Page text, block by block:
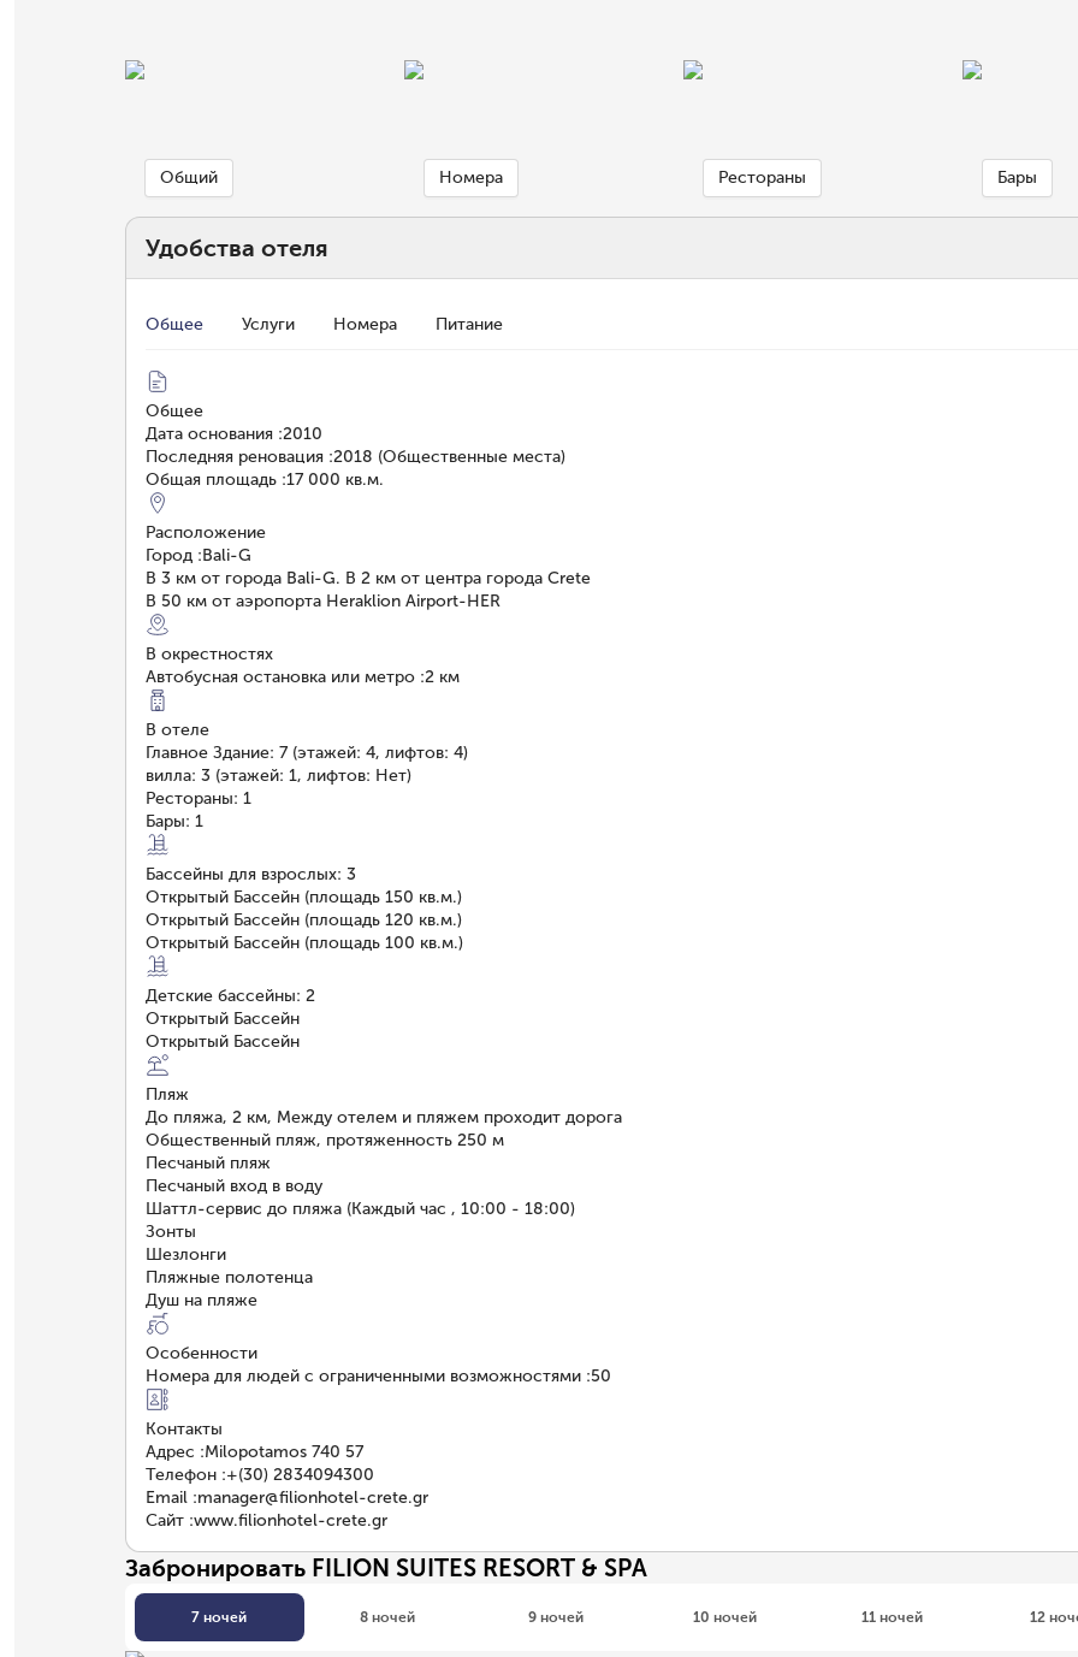
Общий Номера Рестораны Бары
Удобства отеля
Общее Услуги Номера Питание
Общее
Дата основания :2010
Последняя реновация :2018 (Общественные места)
Общая площадь :17 000 кв.м.
Расположение
Город :Bali-G
В 3 км от города Bali-G. В 2 км от центра города Crete
В 50 км от аэропорта Heraklion Airport-HER
В окрестностях
Автобусная остановка или метро :2 км
В отеле
Главное Здание: 7 (этажей: 4, лифтов: 4)
вилла: 3 (этажей: 1, лифтов: Нет)
Рестораны: 1
Бары: 1
Бассейны для взрослых: 3
Открытый Бассейн (площадь 150 кв.м.)
Открытый Бассейн (площадь 120 кв.м.)
Открытый Бассейн (площадь 100 кв.м.)
Детские бассейны: 2
Открытый Бассейн
Открытый Бассейн
Пляж
До пляжа, 2 км, Между отелем и пляжем проходит дорога
Общественный пляж, протяженность 250 м
Песчаный пляж
Песчаный вход в воду
Шаттл-сервис до пляжа (Каждый час , 10:00 - 18:00)
Зонты
Шезлонги
Пляжные полотенца
Душ на пляже
Особенности
Номера для людей с ограниченными возможностями :50
Контакты
Адрес :Milopotamos 740 57
Телефон :+(30) 2834094300
Email :manager@filionhotel-crete.gr
Сайт :www.filionhotel-crete.gr
Забронировать FILION SUITES RESORT & SPA
7 ночей 8 ночей 9 ночей 10 ночей 11 ночей 12